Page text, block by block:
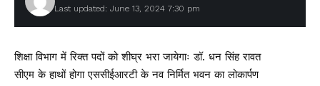
Last updated: June 13, 2024 7:30 pm
शिक्षा विभाग में रिक्त पदों को शीघ्र भरा जायेगाः डॉ. धन सिंह रावत
सीएम के हाथों होगा एससीईआरटी के नव निर्मित भवन का लोकार्पण